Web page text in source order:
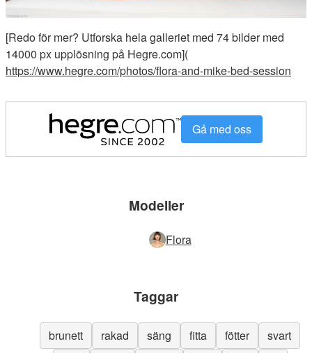
[Redo för mer? Utforska hela galleriet med 74 bilder med
14000 px upplösning på Hegre.com](
https://www.hegre.com/photos/flora-and-mike-bed-session
Gå med oss
Modeller
Flora
Taggar
brunett rakad säng fitta fötter
svart